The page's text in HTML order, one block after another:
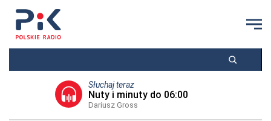
Słuchaj teraz
Nuty i minuty do 06:00
Dariusz Gross